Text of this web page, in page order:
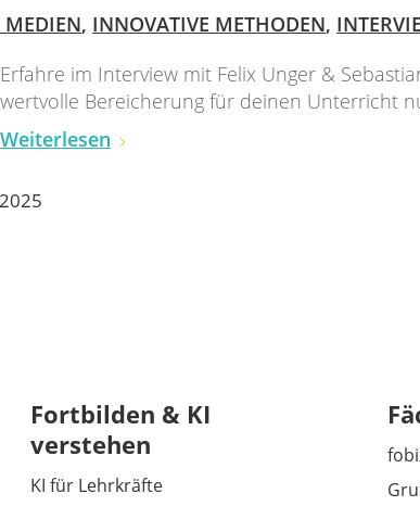
MEDIEN, INNOVATIVE METHODEN,
Erfahre im Interview mit Felix Unger &
wertvolle Bereicherung für deinen Unterricht
Weiterlesen
Fortbilden & KI
verstehen
KI für Lehrkräfte